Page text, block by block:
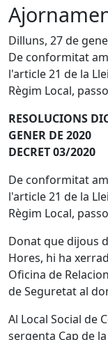
Dilluns, 27 de
De conformitat
l'article 21 de la
Règim Local,
RESOLUCIONS
GENER DE 2020
DECRET 03/2020
De conformitat
l'article 21 de la
Règim Local,
Donat que dijous
Hores, hi ha
Oficina de
de Seguretat al
Al Local Social de
sergenta Cap de